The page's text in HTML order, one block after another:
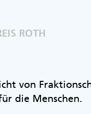
ROTH
von
die Menschen.